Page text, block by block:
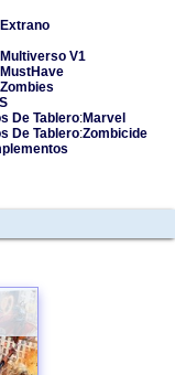
Multiverso V1
MustHave
Zombies
De Tablero:Marvel
De Tablero:Zombicide